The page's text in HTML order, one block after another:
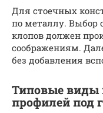
Для стоечных
по металлу. Выбор
клопов должен
соображениям.
без добавления
Типовые виды
профилей под